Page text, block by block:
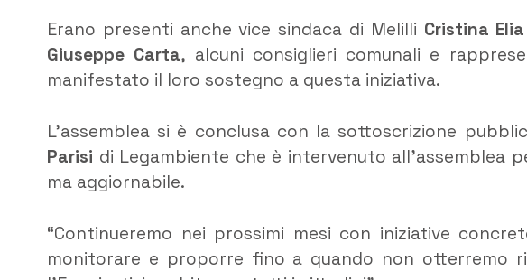
Erano presenti anche vice sindaca di Melilli Cristina Elia
Giuseppe Carta, alcuni consiglieri comunali e
manifestato il loro sostegno a questa iniziativa.
L’assemblea si è conclusa con la sottoscrizione
Parisi di Legambiente che è intervenuto all’assemblea
ma aggiornabile.
“Continueremo nei prossimi mesi con iniziative
monitorare e proporre fino a quando non otterremo